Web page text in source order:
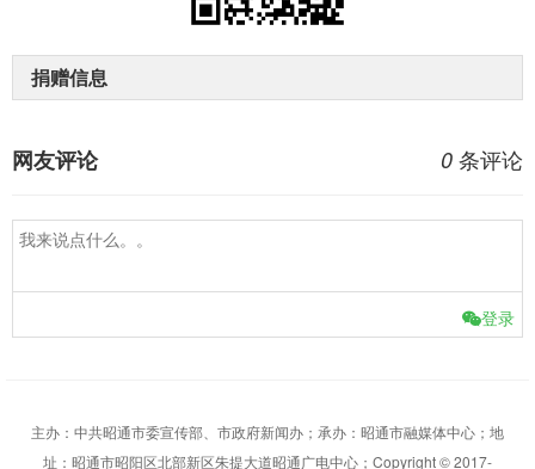
捐赠信息
0 条评论
网友评论
登录
主办：中共昭通市委宣传部、市政府新闻办；承办：昭通市融媒体中心；地
址：昭通市昭阳区北部新区朱提大道昭通广电中心；Copyright © 2017-